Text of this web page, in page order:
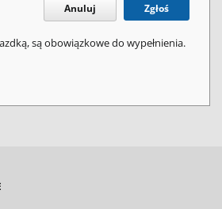
Anuluj Zgłoś
są obowiązkowe do wypełnienia.